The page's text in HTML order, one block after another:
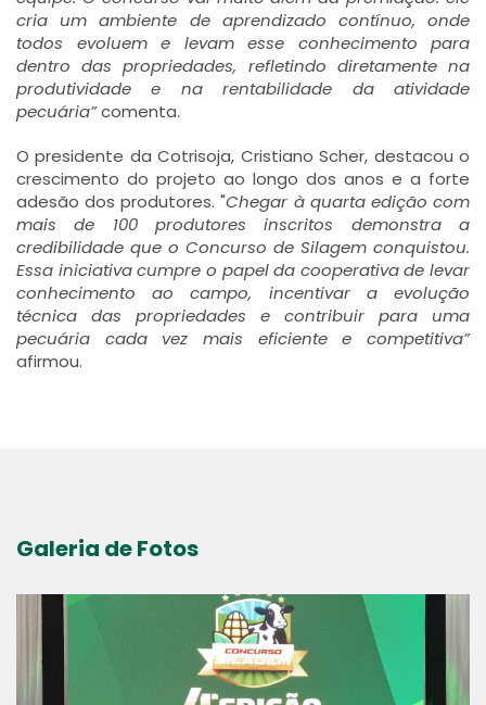
cria um ambiente de aprendizado contínuo, onde
todos evoluem e levam esse conhecimento para
dentro das propriedades, refletindo diretamente na
produtividade e na rentabilidade da atividade
pecuária”comenta.
O presidente da Cotrisoja, Cristiano Scher, destacou o
crescimento do projeto ao longo dos anos e a forte
adesão dos produtores. "Chegar à quarta edição com
mais de 100 produtores inscritos demonstra a
credibilidade que o Concurso de Silagem conquistou.
Essa iniciativa cumpre o papel da cooperativa de levar
conhecimento ao campo, incentivar a evolução
técnica das propriedades e contribuir para uma
pecuária cada vez mais eficiente e competitiva”
afirmou.
Galeria de Fotos